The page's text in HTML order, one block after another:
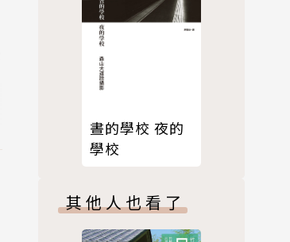
晝的學校 夜的
學校
其他人也看了